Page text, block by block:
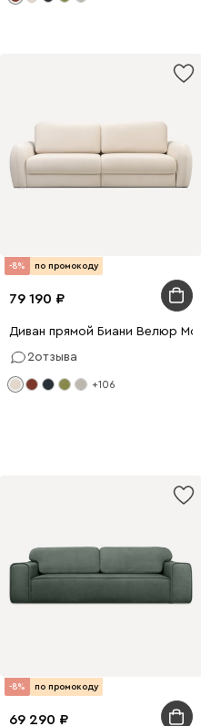
-8% по промокоду
79 190
Диван прямой Биани Велюр
2отзыва
+106
-8% по промокоду
69 290